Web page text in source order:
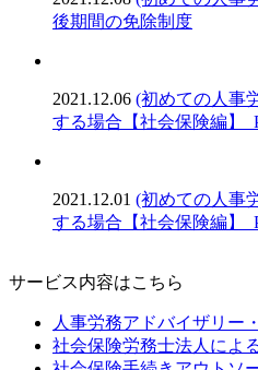
後期間の免除制度
2021.12.06 (初めての人事
する場合【社会保険編】
2021.12.01 (初めての人事
する場合【社会保険編】
サービス内容はこちら
人事労務アドバイザリー
社会保険労務士法人によ